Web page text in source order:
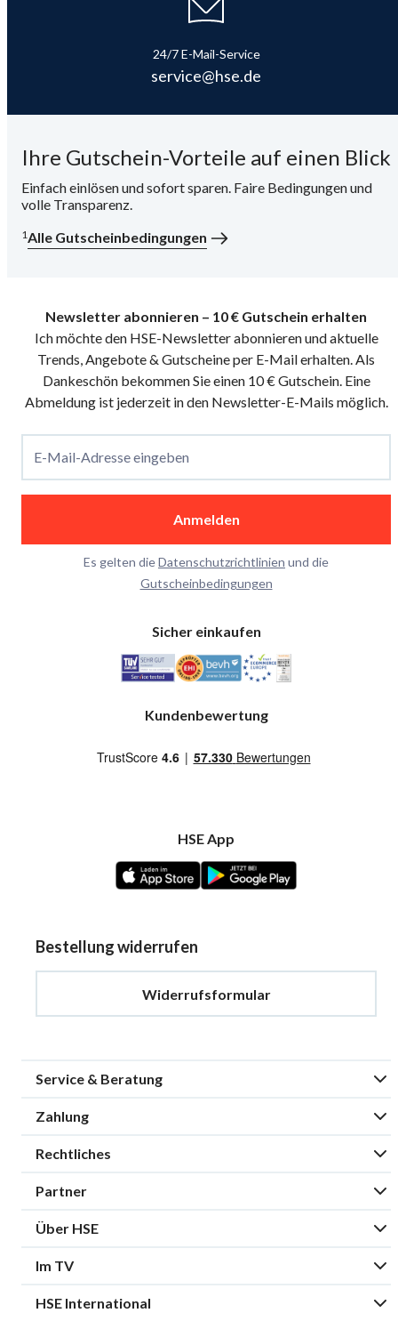
24/7 E-Mail-Service
service@hse.de
Ihre Gutschein-Vorteile auf einen Blick
Einfach einlösen und sofort sparen. Faire Bedingungen und
volle Transparenz.
1Alle Gutscheinbedingungen
Newsletter abonnieren – 10 € Gutschein erhalten
Ich möchte den HSE-Newsletter abonnieren und aktuelle
Trends, Angebote & Gutscheine per E-Mail erhalten. Als
Dankeschön bekommen Sie einen 10 € Gutschein. Eine
Abmeldung ist jederzeit in den Newsletter-E-Mails möglich.
E-Mail-Adresse eingeben
Anmelden
Es gelten dieDatenschutzrichtlinien und die
Gutscheinbedingungen
Sicher einkaufen
Kundenbewertung
HSE App
Bestellung widerrufen
Widerrufsformular
Service & Beratung
Zahlung
Rechtliches
Partner
Über HSE
Im TV
HSE International